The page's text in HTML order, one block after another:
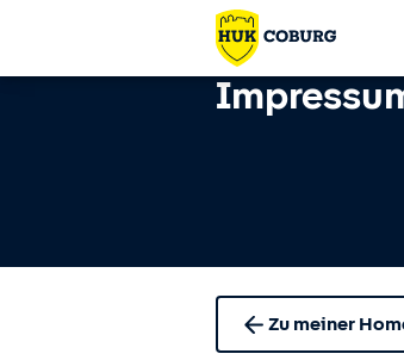
Zu meiner